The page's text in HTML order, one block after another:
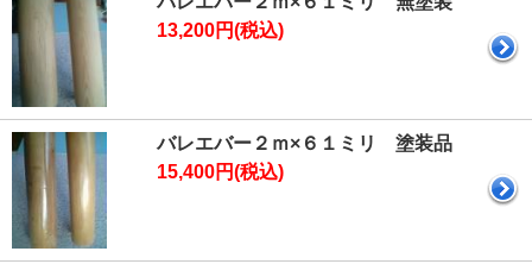
13,200円(税込)
バレエバー２ｍ×６１ミリ 塗装品
15,400円(税込)